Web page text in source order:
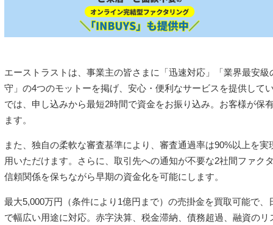
エーストラストは、事業主の皆さまに「迅速対応」「業界最安
守」の4つのモットーを掲げ、安心・便利なサービスを提供して
では、申し込みから最短2時間で資金をお振り込み。お客様が保
ます。
また、独自の柔軟な審査基準により、審査通過率は90%以上を
用いただけます。さらに、取引先への通知が不要な2社間ファク
信頼関係を保ちながら早期の資金化を可能にします。
最大5,000万円（条件により1億円まで）の売掛金を買取可能で
で幅広い用途に対応。赤字決算、税金滞納、債務超過、融資の